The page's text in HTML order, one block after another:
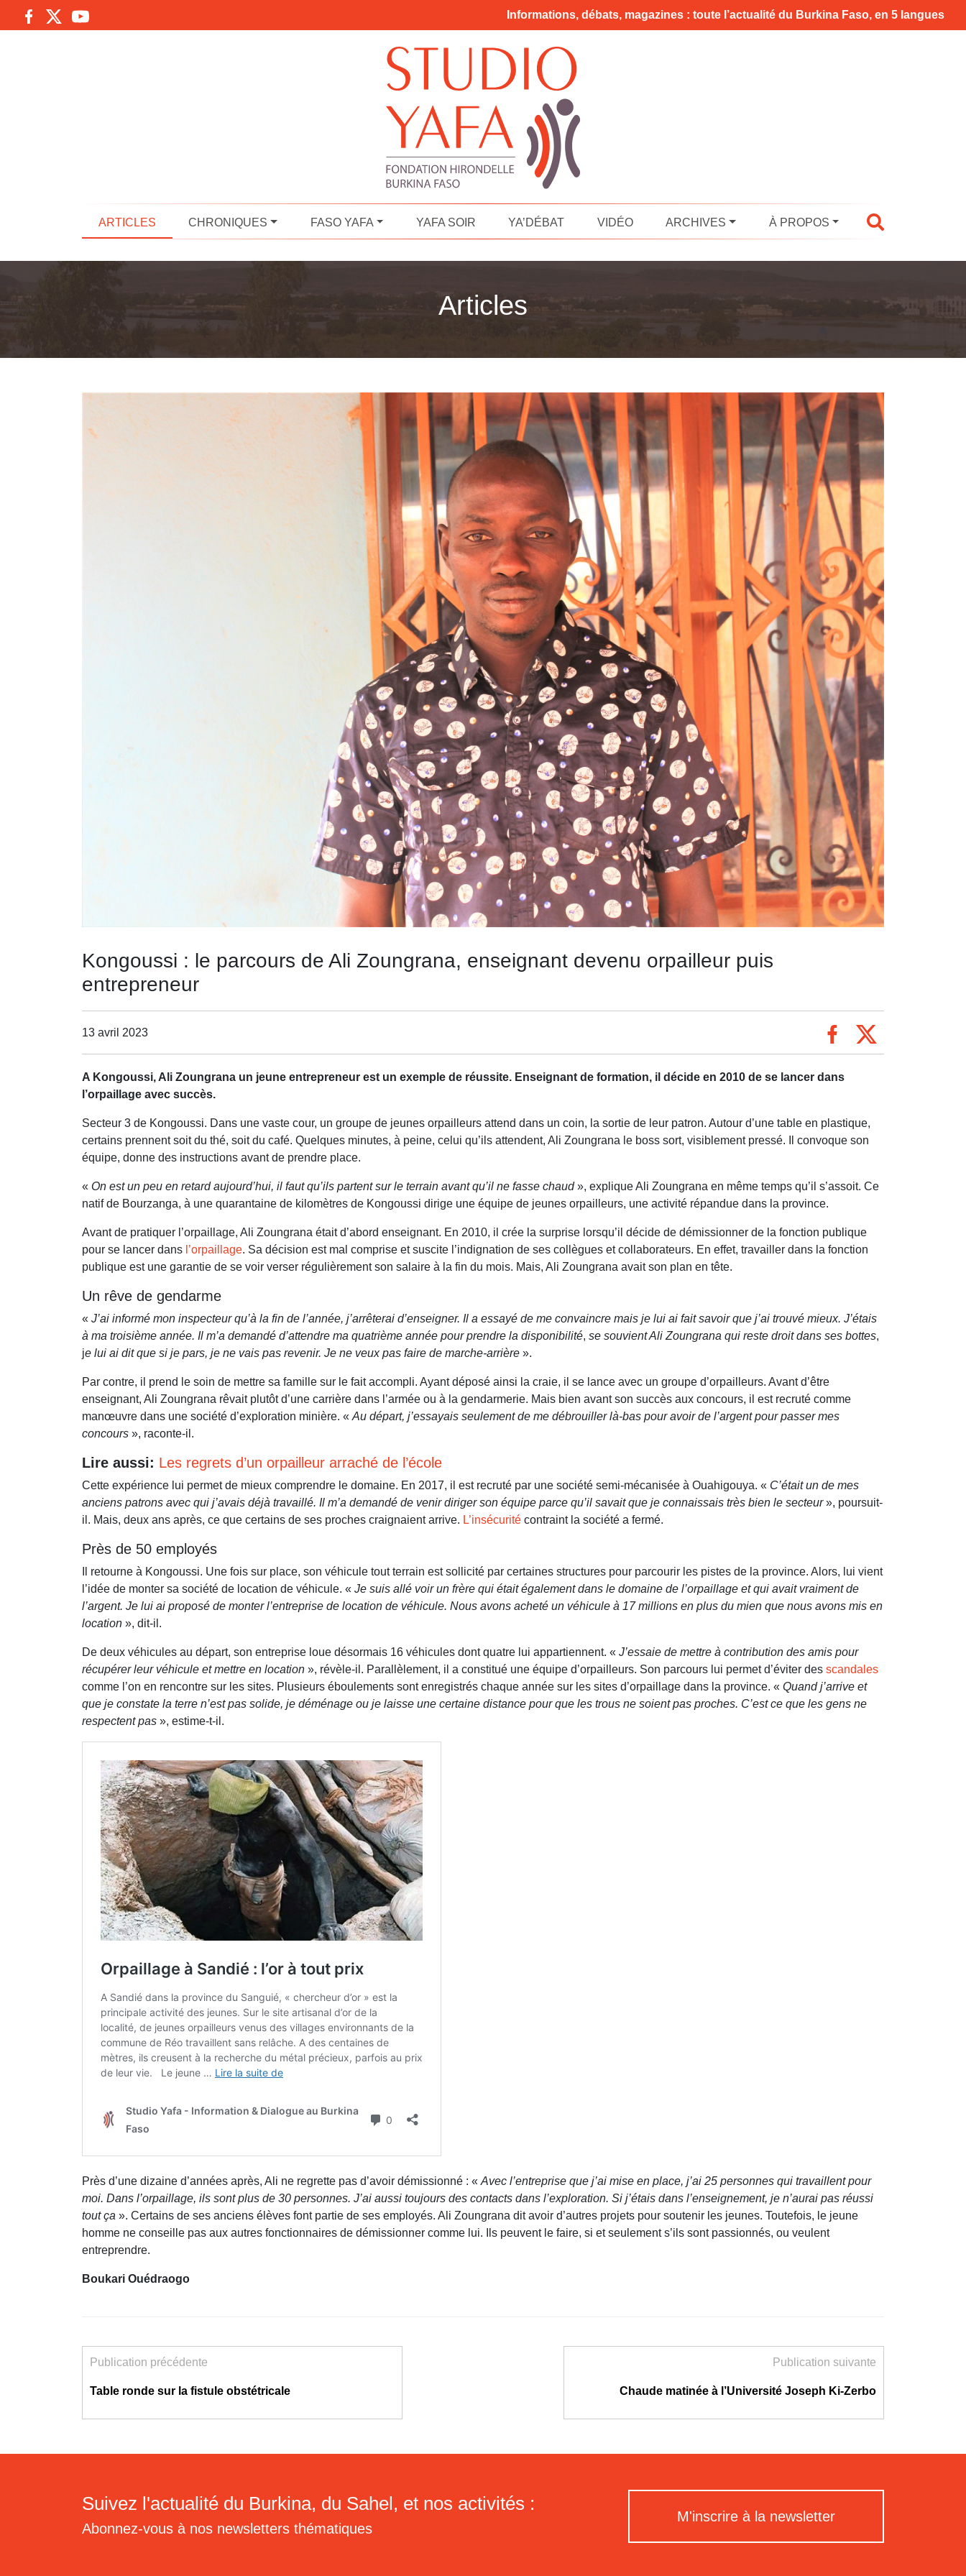
Informations, débats, magazines : toute l’actualité du Burkina Faso, en 5 langues
ARTICLES CHRONIQUES FASO YAFA YAFA SOIR YA’DÉBAT VIDÉO ARCHIVES À PROPOS
Articles
Kongoussi : le parcours de Ali Zoungrana, enseignant devenu orpailleur puis
entrepreneur
13 avril 2023
A Kongoussi, Ali Zoungrana un jeune entrepreneur est un exemple de réussite. Enseignant de formation, il décide en 2010 de se lancer dans
l’orpaillage avec succès.
Secteur 3 de Kongoussi. Dans une vaste cour, un groupe de jeunes orpailleurs attend dans un coin, la sortie de leur patron. Autour d’une table en plastique,
certains prennent soit du thé, soit du café. Quelques minutes, à peine, celui qu’ils attendent, Ali Zoungrana le boss sort, visiblement pressé. Il convoque son
équipe, donne des instructions avant de prendre place.
« On est un peu en retard aujourd’hui, il faut qu’ils partent sur le terrain avant qu’il ne fasse chaud», explique Ali Zoungrana en même temps qu’il s’assoit. Ce
natif de Bourzanga, à une quarantaine de kilomètres de Kongoussi dirige une équipe de jeunes orpailleurs, une activité répandue dans la province.
Avant de pratiquer l’orpaillage, Ali Zoungrana était d’abord enseignant. En 2010, il crée la surprise lorsqu’il décide de démissionner de la fonction publique
pour se lancer dans l’orpaillage. Sa décision est mal comprise et suscite l’indignation de ses collègues et collaborateurs. En effet, travailler dans la fonction
publique est une garantie de se voir verser régulièrement son salaire à la fin du mois. Mais, Ali Zoungrana avait son plan en tête.
Un rêve de gendarme
« J’ai informé mon inspecteur qu’à la fin de l’année, j’arrêterai d’enseigner. Il a essayé de me convaincre mais je lui ai fait savoir que j’ai trouvé mieux. J’étais
à ma troisième année. Il m’a demandé d’attendre ma quatrième année pour prendre la disponibilité, se souvient Ali Zoungrana qui reste droit dans ses bottes,
je lui ai dit que si je pars, je ne vais pas revenir. Je ne veux pas faire de marche-arrière ».
Par contre, il prend le soin de mettre sa famille sur le fait accompli. Ayant déposé ainsi la craie, il se lance avec un groupe d’orpailleurs. Avant d’être
enseignant, Ali Zoungrana rêvait plutôt d’une carrière dans l’armée ou à la gendarmerie. Mais bien avant son succès aux concours, il est recruté comme
manœuvre dans une société d’exploration minière. « Au départ, j’essayais seulement de me débrouiller là-bas pour avoir de l’argent pour passer mes
concours », raconte-il.
Lire aussi: Les regrets d’un orpailleur arraché de l’école
Cette expérience lui permet de mieux comprendre le domaine. En 2017, il est recruté par une société semi-mécanisée à Ouahigouya. « C’était un de mes
anciens patrons avec qui j’avais déjà travaillé. Il m’a demandé de venir diriger son équipe parce qu’il savait que je connaissais très bien le secteur», poursuit-
il. Mais, deux ans après, ce que certains de ses proches craignaient arrive. L’insécurité contraint la société a fermé.
Près de 50 employés
Il retourne à Kongoussi. Une fois sur place, son véhicule tout terrain est sollicité par certaines structures pour parcourir les pistes de la province. Alors, lui vient
l’idée de monter sa société de location de véhicule. « Je suis allé voir un frère qui était également dans le domaine de l’orpaillage et qui avait vraiment de
l’argent. Je lui ai proposé de monter l’entreprise de location de véhicule. Nous avons acheté un véhicule à 17 millions en plus du mien que nous avons mis en
location », dit-il.
De deux véhicules au départ, son entreprise loue désormais 16 véhicules dont quatre lui appartiennent. « J’essaie de mettre à contribution des amis pour
récupérer leur véhicule et mettre en location », révèle-il. Parallèlement, il a constitué une équipe d’orpailleurs. Son parcours lui permet d’éviter des scandales
comme l’on en rencontre sur les sites. Plusieurs éboulements sont enregistrés chaque année sur les sites d’orpaillage dans la province. « Quand j’arrive et
que je constate la terre n’est pas solide, je déménage ou je laisse une certaine distance pour que les trous ne soient pas proches. C’est ce que les gens ne
respectent pas », estime-t-il.
Près d’une dizaine d’années après, Ali ne regrette pas d’avoir démissionné : « Avec l’entreprise que j’ai mise en place, j’ai 25 personnes qui travaillent pour
moi. Dans l’orpaillage, ils sont plus de 30 personnes. J’ai aussi toujours des contacts dans l’exploration. Si j’étais dans l’enseignement, je n’aurai pas réussi
tout ça ». Certains de ses anciens élèves font partie de ses employés. Ali Zoungrana dit avoir d’autres projets pour soutenir les jeunes. Toutefois, le jeune
homme ne conseille pas aux autres fonctionnaires de démissionner comme lui. Ils peuvent le faire, si et seulement s’ils sont passionnés, ou veulent
entreprendre.
Boukari Ouédraogo
Publication précédente
Table ronde sur la fistule obstétricale
Publication suivante
Chaude matinée à l’Université Joseph Ki-Zerbo
Suivez l'actualité du Burkina, du Sahel, et nos activités :
Abonnez-vous à nos newsletters thématiques
M'inscrire à la newsletter